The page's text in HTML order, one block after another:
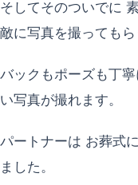
そしてそのついでに
敵に写真を撮ってもら
バックもポーズも丁
い写真が撮れます。
パートナーは お葬式
ました。